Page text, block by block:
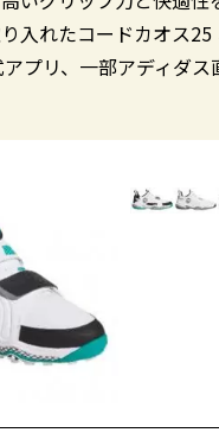
入れたコードカオス
プリ、一部アディダ